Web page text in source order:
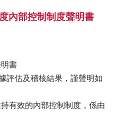
內部控制制度聲明書
書
評估及稽核結果，謹聲明如
有效的內部控制制度，係由